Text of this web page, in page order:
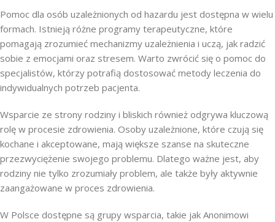
Pomoc dla osób uzależnionych od hazardu jest dostępna w wielu
formach. Istnieją różne programy terapeutyczne, które
pomagają zrozumieć mechanizmy uzależnienia i uczą, jak radzić
sobie z emocjami oraz stresem. Warto zwrócić się o pomoc do
specjalistów, którzy potrafią dostosować metody leczenia do
indywidualnych potrzeb pacjenta.
Wsparcie ze strony rodziny i bliskich również odgrywa kluczową
rolę w procesie zdrowienia. Osoby uzależnione, które czują się
kochane i akceptowane, mają większe szanse na skuteczne
przezwyciężenie swojego problemu. Dlatego ważne jest, aby
rodziny nie tylko zrozumiały problem, ale także były aktywnie
zaangażowane w proces zdrowienia.
W Polsce dostępne są grupy wsparcia, takie jak Anonimowi